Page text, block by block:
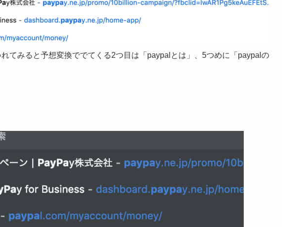
てみると予想変換ででてくる2つ目は「paypalとは」、5つめに「paypalの